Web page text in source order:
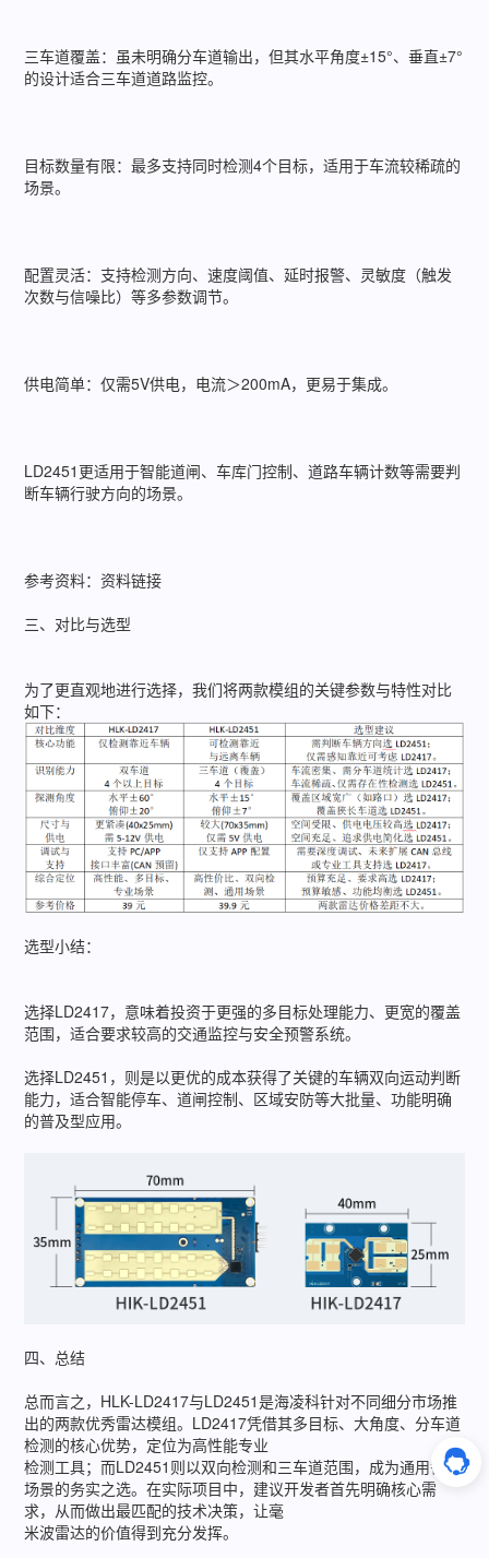
三车道覆盖：虽未明确分车道输出，但其水平角度±15°、垂直±7°
的设计适合三车道道路监控。
目标数量有限：最多支持同时检测4个目标，适用于车流较稀疏的
场景。
配置灵活：支持检测方向、速度阈值、延时报警、灵敏度（触发
次数与信噪比）等多参数调节。
供电简单：仅需5V供电，电流＞200mA，更易于集成。
LD2451更适用于智能道闸、车库门控制、道路车辆计数等需要判
断车辆行驶方向的场景。
参考资料：资料链接
三、对比与选型
为了更直观地进行选择，我们将两款模组的关键参数与特性对比
如下：
选型小结：
选择LD2417，意味着投资于更强的多目标处理能力、更宽的覆盖
范围，适合要求较高的交通监控与安全预警系统。
选择LD2451，则是以更优的成本获得了关键的车辆双向运动判断
能力，适合智能停车、道闸控制、区域安防等大批量、功能明确
的普及型应用。
四、总结
总而言之，HLK-LD2417与LD2451是海凌科针对不同细分市场推
出的两款优秀雷达模组。LD2417凭借其多目标、大角度、分车道
检测的核心优势，定位为高性能专业
检测工具；而LD2451则以双向检测和三车道范围，成为通用智能
场景的务实之选。在实际项目中，建议开发者首先明确核心需
求，从而做出最匹配的技术决策，让毫
米波雷达的价值得到充分发挥。